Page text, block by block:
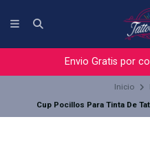
Envio Gratis por
Inicio
Cup Pocillos Para Tinta De